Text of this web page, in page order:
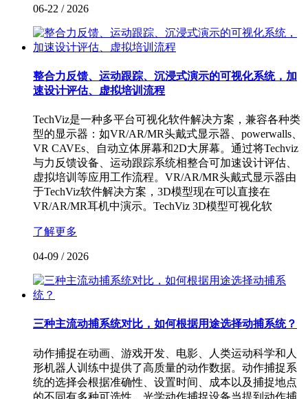
06-22 / 2026
整合力反馈、运动跟踪、沉浸式演示的可视化系统，加
速设计评估、虚拟培训流程
TechViz是一种多平台可视化软件解决方案，兼容各种类
型的显示器：如VR/AR/MR头戴式显示器、powerwalls、
VR CAVEs、自动立体屏幕和2D大屏幕。通过将Techviz
与力反馈设备、运动跟踪系统相整合可加速设计评估、
虚拟培训等应用工作流程。VR/AR/MR头戴式显示器由
于TechViz软件解决方案，3D模型现在可以直接在
VR/AR/MR耳机中演示。TechViz 3D模型可视化软
了解更多
04-09 / 2026
三种主流动捕系统对比，如何根据用途选择动捕系统？
动作捕捉在动画、游戏开发、电影、人类运动科学和人
形机器人训练中提供了高质量的动作数据。动作捕捉系
统的选择会根据准确性、设置时间、成本以及捕捉地点
的不同有多种可选性。光学动作捕捉设备当提到动作捕